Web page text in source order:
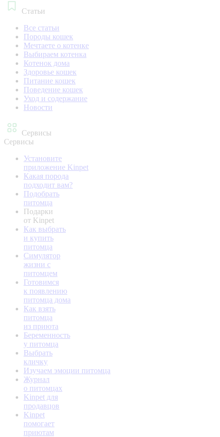
Статьи
Все статьи
Породы кошек
Мечтаете о котенке
Выбираем котенка
Котенок дома
Здоровье кошек
Питание кошек
Поведение кошек
Уход и содержание
Новости
Сервисы
Сервисы
Установите
приложение Kinpet
Какая порода
подходит вам?
Подобрать
питомца
Подарки
от Kinpet
Как выбрать
и купить
питомца
Симулятор
жизни с
питомцем
Готовимся
к появлению
питомца дома
Как взять
питомца
из приюта
Беременность
у питомца
Выбрать
кличку
Изучаем эмоции питомца
Журнал
о питомцах
Kinpet для
продавцов
Kinpet
помогает
приютам